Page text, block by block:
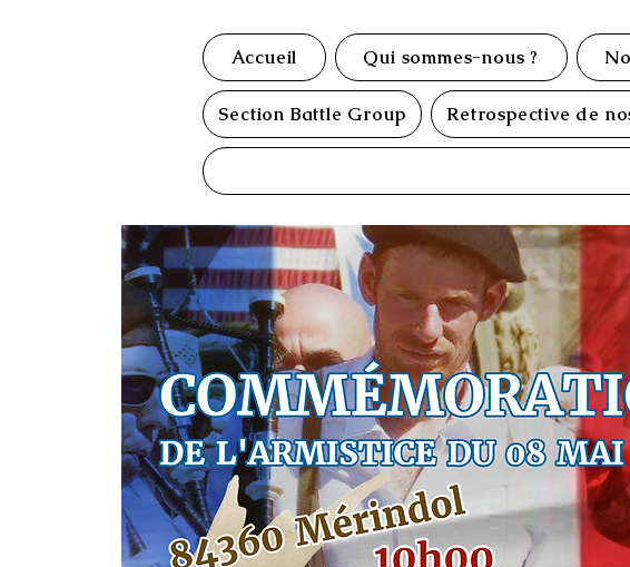
Accueil Qui sommes-nous ?
Section Battle Group Retrospective de